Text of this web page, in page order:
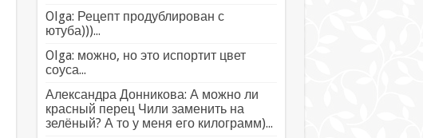
Olga: Рецепт продублирован с
ютуба)))...
Olga: можно, но это испортит цвет
соуса...
Александра Донникова: А можно ли
красный перец Чили заменить на
зелёный? А то у меня его килограмм)...